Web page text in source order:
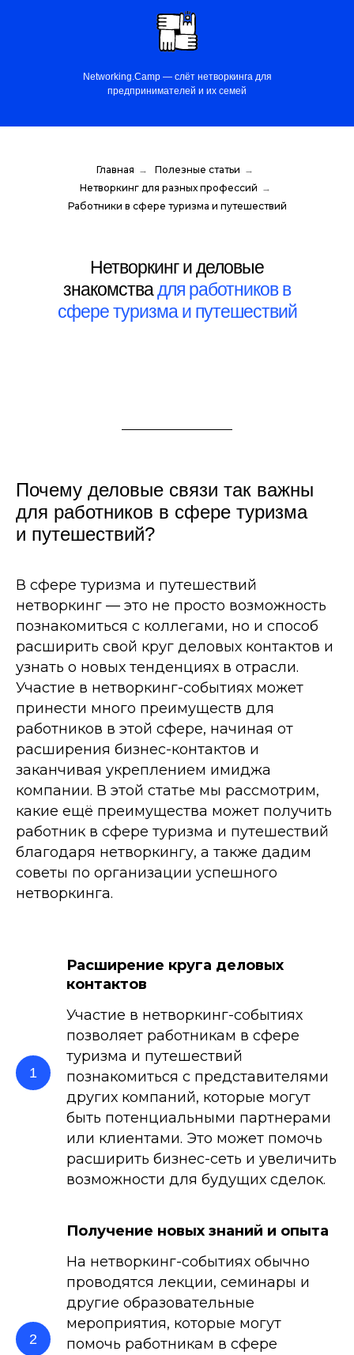
Networking.Camp — слёт нетворкинга для
предпринимателей и их семей
Главная → Полезные статьи →
Нетворкинг для разных профессий →
Работники в сфере туризма и путешествий
Нетворкинг и деловые
знакомствадля работников в
сфере туризма и путешествий
Почему деловые связи так важны
для работников в сфере туризма
и путешествий?
В сфере туризма и путешествий
нетворкинг — это не просто возможность
познакомиться с коллегами, но и способ
расширить свой круг деловых контактов и
узнать о новых тенденциях в отрасли.
Участие в нетворкинг-событиях может
принести много преимуществ для
работников в этой сфере, начиная от
расширения бизнес-контактов и
заканчивая укреплением имиджа
компании. В этой статье мы рассмотрим,
какие ещё преимущества может получить
работник в сфере туризма и путешествий
благодаря нетворкингу, а также дадим
советы по организации успешного
нетворкинга.
Расширение круга деловых
контактов
Участие в нетворкинг-событиях
позволяет работникам в сфере
туризма и путешествий
познакомиться с представителями
других компаний, которые могут
быть потенциальными партнерами
или клиентами. Это может помочь
расширить бизнес-сеть и увеличить
возможности для будущих сделок.
Получение новых знаний и опыта
На нетворкинг-событиях обычно
проводятся лекции, семинары и
другие образовательные
мероприятия, которые могут
помочь работникам в сфере